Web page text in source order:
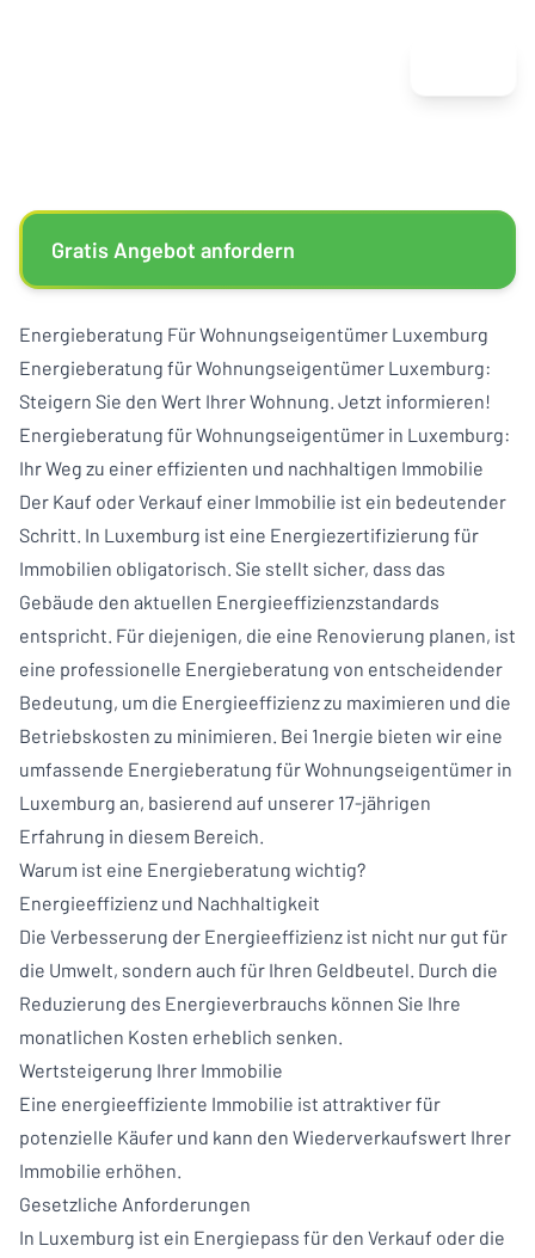
Energieberatung Für Wohnungseigentümer Luxemburg
Energieberatung für Wohnungseigentümer Luxemburg:
Steigern Sie den Wert Ihrer Wohnung. Jetzt informieren!
Energieberatung für Wohnungseigentümer in Luxemburg:
Ihr Weg zu einer effizienten und nachhaltigen Immobilie
Der Kauf oder Verkauf einer Immobilie ist ein bedeutender
Schritt. In Luxemburg ist eine Energiezertifizierung für
Immobilien obligatorisch. Sie stellt sicher, dass das
Gebäude den aktuellen Energieeffizienzstandards
entspricht. Für diejenigen, die eine Renovierung planen, ist
eine professionelle Energieberatung von entscheidender
Bedeutung, um die Energieeffizienz zu maximieren und die
Betriebskosten zu minimieren. Bei 1nergie bieten wir eine
umfassende Energieberatung für Wohnungseigentümer in
Luxemburg an, basierend auf unserer 17-jährigen
Erfahrung in diesem Bereich.
Warum ist eine Energieberatung wichtig?
Energieeffizienz und Nachhaltigkeit
Die Verbesserung der Energieeffizienz ist nicht nur gut für
die Umwelt, sondern auch für Ihren Geldbeutel. Durch die
Reduzierung des Energieverbrauchs können Sie Ihre
monatlichen Kosten erheblich senken.
Wertsteigerung Ihrer Immobilie
Eine energieeffiziente Immobilie ist attraktiver für
potenzielle Käufer und kann den Wiederverkaufswert Ihrer
Immobilie erhöhen.
Gesetzliche Anforderungen
In Luxemburg ist ein Energiepass für den Verkauf oder die
Gratis Angebot anfordern